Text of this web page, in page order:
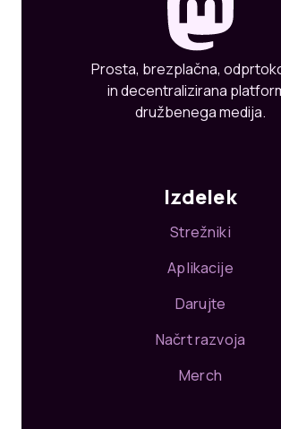
Prosta, brezplačna,
in decentralizirana
družbenega medija.
Izdelek
Strežniki
Aplikacije
Darujte
Načrt razvoja
Merch